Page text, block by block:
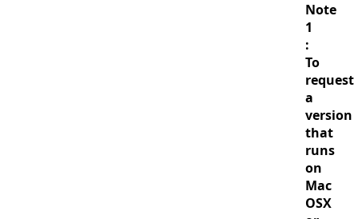
Note
1
:
To
request
a
version
that
runs
on
Mac
OSX